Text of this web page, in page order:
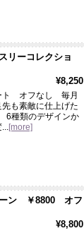
リーコレクショ
¥8,250
ト オフなし 毎月
も素敵に仕上げた
6種類のデザインか
[more]
ーン ￥8800 オフ
¥8,800